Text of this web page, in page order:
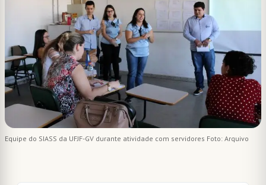
Equipe do SIASS da UFJF-GV durante atividade com servidores Foto: Arquivo